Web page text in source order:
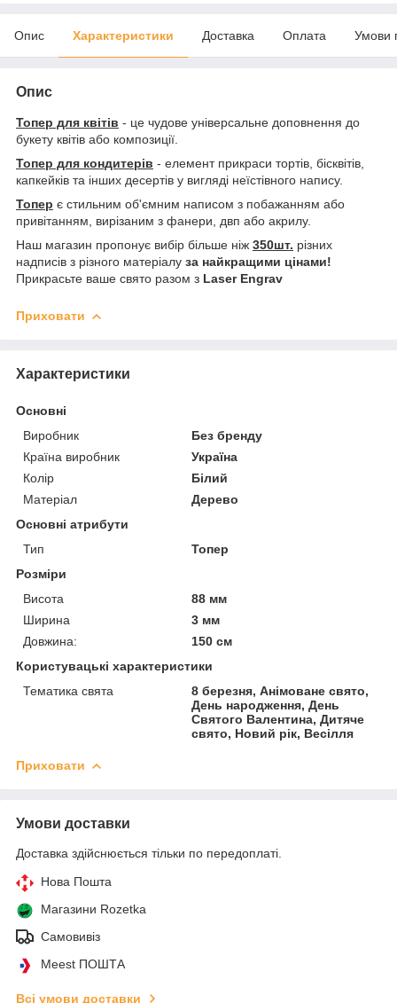
Опис Характеристики Доставка Оплата Умови
Опис
Топер для квітів - це чудове універсальне доповнення до
букету квітів або композиції.
Топер для кондитерів - елемент прикраси тортів, бісквітів,
капкейків та інших десертів у вигляді неїстівного напису.
Топер є стильним об'ємним написом з побажанням або
привітанням, вирізаним з фанери, двп або акрилу.
Наш магазин пропонує вибір більше ніж 350шт. різних
надписів з різного матеріалу за найкращими цінами!
Прикрасьте ваше свято разом з Laser Engrav
Приховати
Характеристики
Основні
Виробник
Без бренду
Країна виробник
Україна
Колір
Білий
Матеріал
Дерево
Основні атрибути
Тип
Топер
Розміри
Висота
88 мм
Ширина
3 мм
Довжина:
150 см
Користувацькі характеристики
Тематика свята
8 березня, Анімоване свято,
День народження, День
Святого Валентина, Дитяче
свято, Новий рік, Весілля
Приховати
Умови доставки
Доставка здійснюється тільки по передоплаті.
Нова Пошта
Магазини Rozetka
Самовивіз
Meest ПОШТА
Всі умови доставки